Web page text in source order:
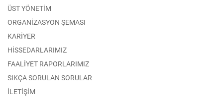
ÜST YÖNETİM
ORGANİZASYON ŞEMASI
KARİYER
HİSSEDARLARIMIZ
FAALİYET RAPORLARIMIZ
SIKÇA SORULAN SORULAR
İLETİŞİM